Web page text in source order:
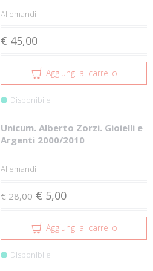
Allemandi
€ 45,00
Aggiungi al carrello
Disponibile
Unicum. Alberto Zorzi. Gioielli e
Argenti 2000/2010
Allemandi
€ 28,00 € 5,00
Aggiungi al carrello
Disponibile